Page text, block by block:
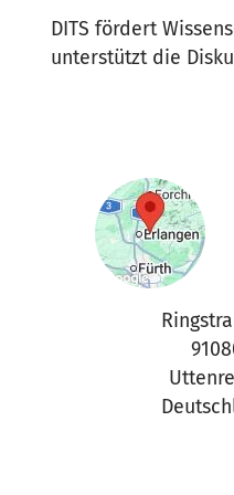
DITS fördert
unterstützt die